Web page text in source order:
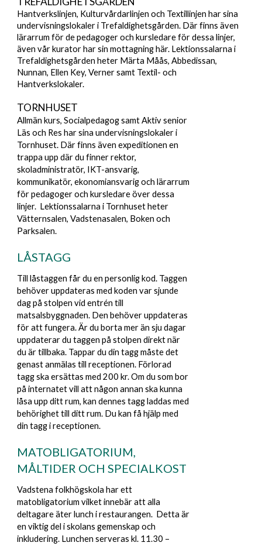
Hantverkslinjen, Kulturvårdarlinjen och Textillinjen har sina
undervisningslokaler i Trefaldighetsgården. Där finns även
lärarrum för de pedagoger och kursledare för dessa linjer,
även vår kurator har sin mottagning här. Lektionssalarna i
Trefaldighetsgården heter Märta Måås, Abbedissan,
Nunnan, Ellen Key, Verner samt Textil- och
Hantverkslokaler.
TORNHUSET
Allmän kurs, Socialpedagog samt Aktiv senior
Läs och Res har sina undervisningslokaler i
Tornhuset. Där finns även expeditionen en
trappa upp där du finner rektor,
skoladministratör, IKT-ansvarig,
kommunikatör, ekonomiansvarig och lärarrum
för pedagoger och kursledare över dessa
linjer. Lektionssalarna i Tornhuset heter
Vätternsalen, Vadstenasalen, Boken och
Parksalen.
LÅSTAGG
Till låstaggen får du en personlig kod. Taggen
behöver uppdateras med koden var sjunde
dag på stolpen vid entrén till
matsalsbyggnaden. Den behöver uppdateras
för att fungera. Är du borta mer än sju dagar
uppdaterar du taggen på stolpen direkt när
du är tillbaka. Tappar du din tagg måste det
genast anmälas till receptionen. Förlorad
tagg ska ersättas med 200 kr. Om du som bor
på internatet vill att någon annan ska kunna
låsa upp ditt rum, kan dennes tagg laddas med
behörighet till ditt rum. Du kan få hjälp med
din tagg i receptionen.
MATOBLIGATORIUM,
MÅLTIDER OCH SPECIALKOST
Vadstena folkhögskola har ett
matobligatorium vilket innebär att alla
deltagare äter lunch i restaurangen. Detta är
en viktig del i skolans gemenskap och
inkludering. Lunchen serveras kl. 11.30 –